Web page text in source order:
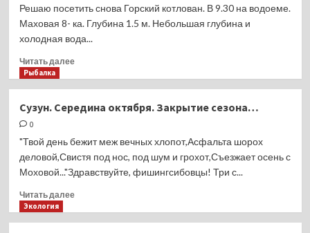
Колывани.
Решаю посетить снова Горский котлован. В 9.30 на водоеме.
Маховая 8- ка. Глубина 1.5 м. Небольшая глубина и
холодная вода...
Читать далееПрочитать
плотва.
Рыбалка
Сузун. Середина октября. Закрытие сезона…
0
"Твой день бежит меж вечных хлопот,Асфальта шорох
деловой,Свистя под нос, под шум и грохот,Съезжает осень с
Моховой..."Здравствуйте, фишингсибовцы! Три с...
Читать далееПрочитать
Экология